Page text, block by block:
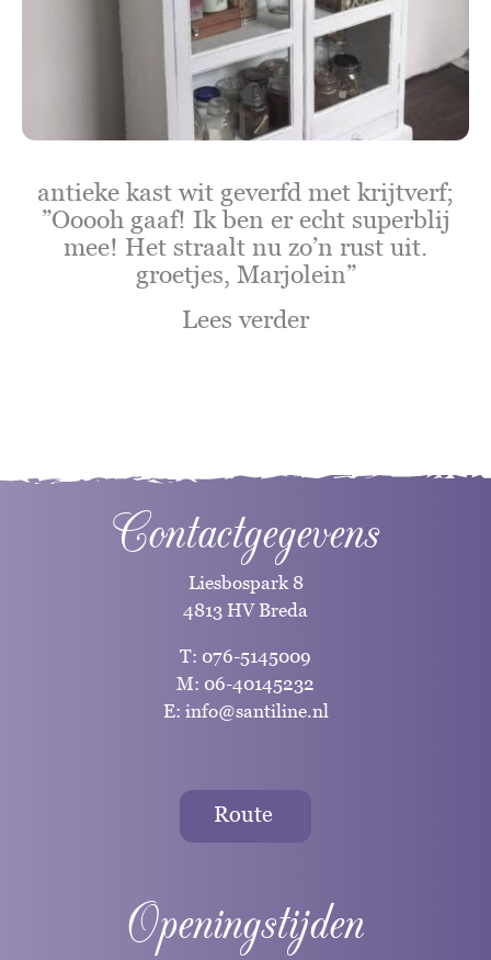
antieke kast wit geverfd met krijtverf;
”Ooooh gaaf! Ik ben er echt superblij
mee! Het straalt nu zo’n rust uit.
groetjes, Marjolein”
Lees verder
Contactgegevens
Liesbospark 8
4813 HV Breda
T: 076-5145009
M: 06-40145232
E: info@santiline.nl
Route
Openingstijden